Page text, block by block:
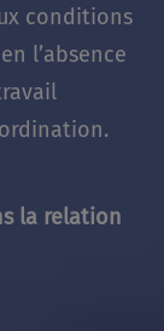
conditions
l’absence
la relation